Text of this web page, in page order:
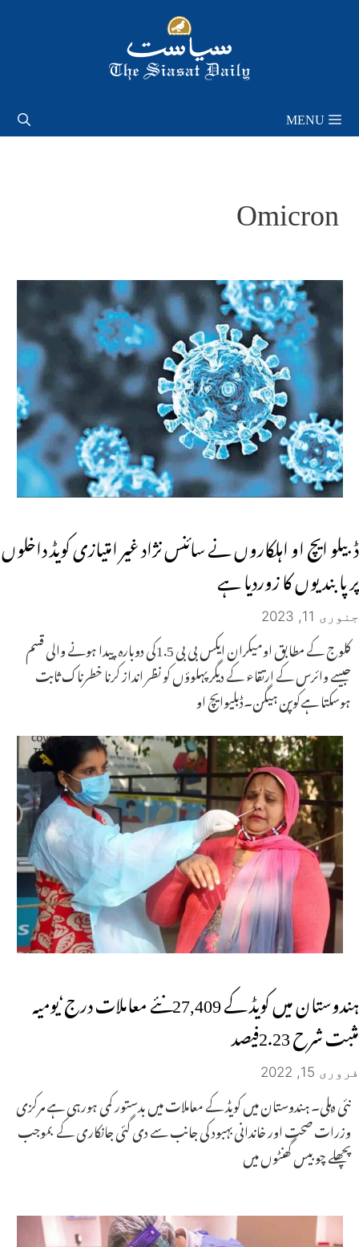
MENU
Omicron
ڈبیلو ایچ او اہلکاروں نے سائنس نژاد غیر امتیازی کویڈ داخلوں
پر پابندیوں کا زوردیا ہے
جنوری 11, 2023
کلوج کے مطابق اومیکران ایکس بی بی 1.5کی دوبارہ پیدا ہونے والی قسم
جیسے وائرس کے ارتقاء کے دیگر پہلوؤں کو نظر انداز کرنا خطرناک ثابت
ہوسکتا ہےکوپن ہیگن۔ڈبلیوایچ او
ہندوستان میں کویڈ کے 27,409نئے معاملات درج‘یومیہ
مثبت شرح 2.23فیصد
فروری 15, 2022
نئی دہلی۔ ہندوستان میں کویڈ کے معاملات میں بدستور کمی ہورہی ہے مرکزی
وزرات صحت اور خاندانی بہبود کی جانب سے دی گئی جانکاری کے بموجب
پچھلے چوبیس گھنٹوں میں